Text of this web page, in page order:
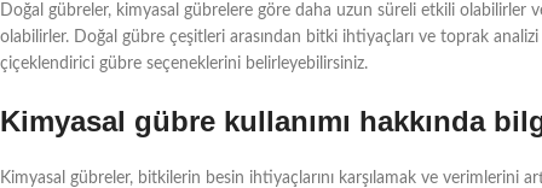
Doğal gübreler, kimyasal gübrelere göre daha uzun süreli etkili olabilirler
olabilirler. Doğal gübre çeşitleri arasından bitki ihtiyaçları ve toprak
çiçeklendirici gübre seçeneklerini belirleyebilirsiniz.
Kimyasal gübre kullanımı hakkında
Kimyasal gübreler, bitkilerin besin ihtiyaçlarını karşılamak ve verimlerini